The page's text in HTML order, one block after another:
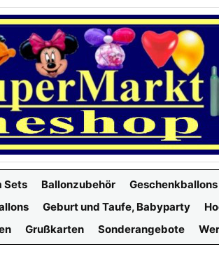
Sets Ballonzubehör Geschenkballons
Geburt und Taufe, Babyparty
Grußkarten Sonderangebote